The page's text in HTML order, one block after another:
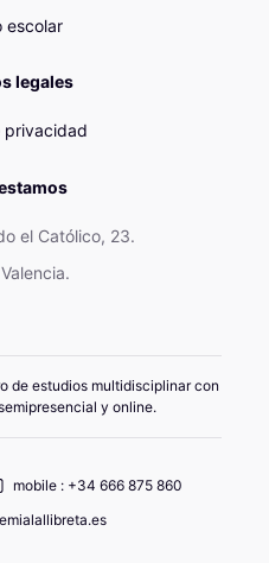
escolar
legales
privacidad
el Católico, 23.
de estudios multidisciplinar con
y online.
mobile : +34 666 875 860